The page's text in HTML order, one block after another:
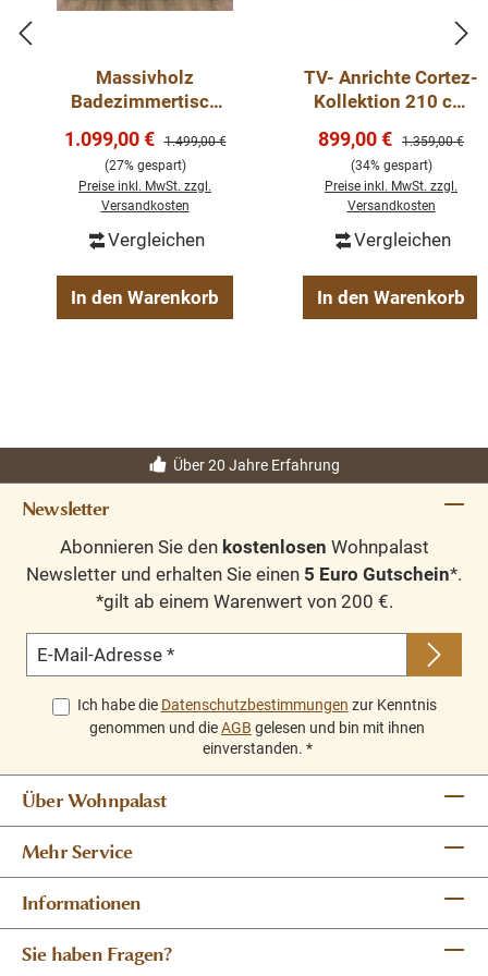
Innenfarbe - frei wählbar
Massivholz Möbel
Landhausstil
100% Kieferholz
verschiedene Farben wählbar
Beschläge/Griffe wählbar
Oberflächen und Farben sind frei wählbar. 36 Farben
Massivholz
Badezimmertisch
Tischplatte aus
massivem
Eichenholz,
Verkaufspreis:
1.099,00 € Regulärer Preis:
1.499,00 €
(27% gespart)
Preise inkl. MwSt. zzgl.
Versandkosten
Vergleichen
In den Warenkorb
TV- Anrichte Cortez-
Kollektion 210 cm
Sideboard
Verkaufspreis:
899,00 € Regulärer
1.359,00 €
(34% gespart)
Preise inkl. MwSt. zzgl.
Versandkosten
Vergleichen
In den Warenkorb
Über 20 Jahre Erfahrung
Newsletter
Abonnieren Sie den kostenlosen Wohnpalast
Newsletter und erhalten Sie einen 5 Euro Gutschein*.
*gilt ab einem Warenwert von 200 €.
E-Mail-Adresse *
Ich habe die Datenschutzbestimmungen zur Kenntnis
genommen und dieAGB gelesen und bin mit ihnen
einverstanden. *
Über Wohnpalast
Mehr Service
Informationen
Sie haben Fragen?